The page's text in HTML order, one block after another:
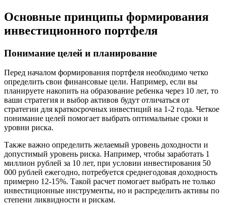
Основные принципы формирования
инвестиционного портфеля
Понимание целей и планирование
Перед началом формирования портфеля необходимо четко
определить свои финансовые цели. Например, если вы
планируете накопить на образование ребенка через 10 лет, то
ваши стратегия и выбор активов будут отличаться от
стратегии для краткосрочных инвестиций на 1-2 года. Четкое
понимание целей помогает выбрать оптимальные сроки и
уровни риска.
Также важно определить желаемый уровень доходности и
допустимый уровень риска. Например, чтобы заработать 1
миллион рублей за 10 лет, при условии инвестирования 50
000 рублей ежегодно, потребуется среднегодовая доходность
примерно 12-15%. Такой расчет помогает выбрать не только
инвестиционные инструменты, но и распределить активы по
степени ликвидности и рискам.